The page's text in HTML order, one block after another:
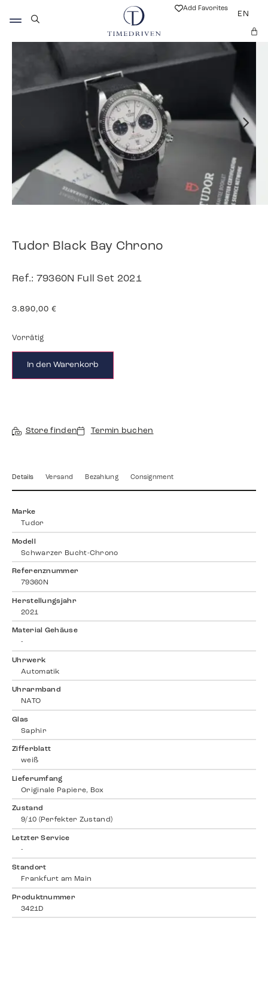
Add Favorites
EN
Tudor Black Bay Chrono
Ref.: 79360N Full Set 2021
3.890,00 €
Vorrätig
In den Warenkorb
Store finden Termin buchen
Details Versand Bezahlung Consignment
Marke
Tudor
Modell
Schwarzer Bucht-Chrono
Referenznummer
79360N
Herstellungsjahr
2021
Material Gehäuse
-
Uhrwerk
Automatik
Uhrarmband
NATO
Glas
Saphir
Zifferblatt
weiß
Lieferumfang
Originale Papiere, Box
Zustand
9/10 (Perfekter Zustand)
Letzter Service
-
Standort
Frankfurt am Main
Produktnummer
3421D